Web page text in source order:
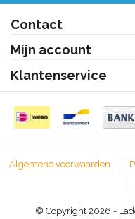
Contact
Mijn account
Klantenservice
Algemene voorwaarden |
|
© Copyright 2026 -